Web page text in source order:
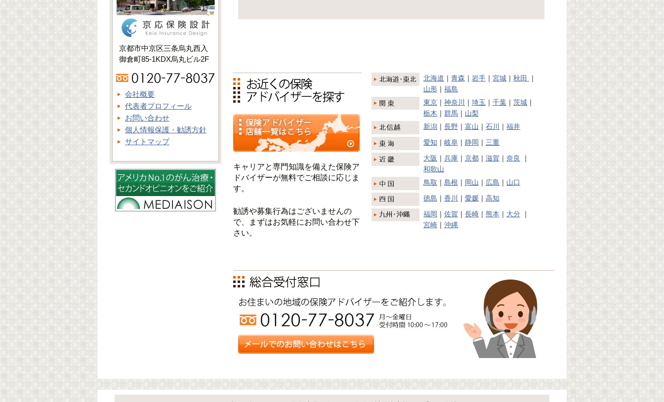
キャリアと専門知識を備えた保険ア
ドバイザーが無料でご相談に応じま
す。
勧誘や募集行為はございませんの
で、まずはお気軽にお問い合わせ下
さい。
北海道 ｜ 青森 ｜ 岩手 ｜ 宮城 ｜ 秋田
｜
山形 ｜ 福島
東京 ｜ 神奈川 ｜ 埼玉 ｜ 千葉 ｜ 茨城 ｜
栃木 ｜ 群馬 ｜ 山梨
新潟 ｜ 長野 ｜ 富山 ｜ 石川 ｜ 福井
愛知 ｜ 岐阜 ｜ 静岡 ｜ 三重
大阪 ｜ 兵庫 ｜ 京都 ｜ 滋賀 ｜ 奈良
｜
和歌山
鳥取 ｜ 島根 ｜ 岡山 ｜ 広島 ｜ 山口
徳島 ｜ 香川 ｜ 愛媛 ｜ 高知
福岡 ｜ 佐賀 ｜ 長崎 ｜ 熊本 ｜ 大分 ｜
宮崎 ｜ 沖縄
京都市中京区三条烏丸西入
御倉町85-1KDX烏丸ビル2F
会社概要
代表者プロフィール
お問い合わせ
個人情報保護・勧誘方針
サイトマップ